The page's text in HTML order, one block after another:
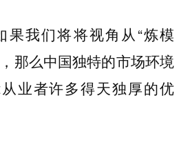
果我们将将视角从“炼模
那么中国独特的市场环境
业者许多得天独厚的优